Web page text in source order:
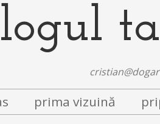
prima vizuină